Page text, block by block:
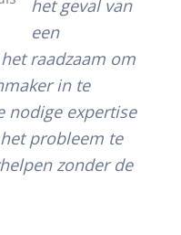
het geval van
een
raadzaam om
in te
nodige expertise
probleem te
zonder de